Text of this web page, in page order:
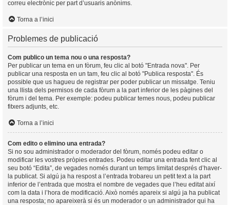
correu electrònic per part d’usuaris anònims.
Torna a l’inici
Problemes de publicació
Com publico un tema nou o una resposta?
Per publicar un tema en un fòrum, feu clic al botó "Entrada nova". Per
publicar una resposta en un tam, feu clic al botó "Publica resposta". És
possible que us hagueu de registrar per poder publicar un missatge. Teniu
una llista dels permisos de cada fòrum a la part inferior de les pàgines del
fòrum i del tema. Per exemple: podeu publicar temes nous, podeu publicar
fitxers adjunts, etc.
Torna a l’inici
Com edito o elimino una entrada?
Si no sou administrador o moderador del fòrum, només podeu editar o
modificar les vostres pròpies entrades. Podeu editar una entrada fent clic al
seu botó “Edita”, de vegades només durant un temps limitat després d’haver-
la publicat. Si algú ja ha respost a l’entrada trobareu un petit text a la part
inferior de l’entrada que mostra el nombre de vegades que l’heu editat així
com la data i l’hora de modificació. Això només apareix si algú ja ha publicat
una resposta; no apareixerà si és un moderador o un administrador qui ha